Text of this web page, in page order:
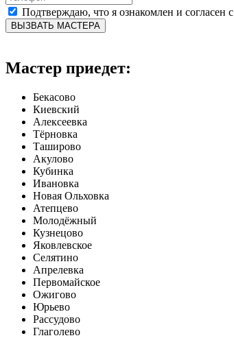
Подтверждаю, что я ознакомлен и согласен с
ВЫЗВАТЬ МАСТЕРА
Мастер приедет:
Бекасово
Киевский
Алексеевка
Тёрновка
Таширово
Акулово
Кубинка
Ивановка
Новая Ольховка
Атепцево
Молодёжный
Кузнецово
Яковлевское
Селятино
Апрелевка
Первомайское
Ожигово
Юрьево
Рассудово
Глаголево